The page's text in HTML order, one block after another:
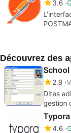
3.6
Découvrez des
2.9
Dites
gestion
Typora
4.6